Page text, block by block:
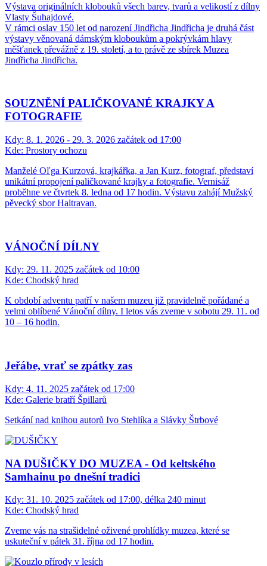
Výstava originálních klobouků všech barev, tvarů a velikostí z dílny
Vlasty Šuhajdové.
V rámci oslav 150 let od narození Jindřicha Jindřicha je druhá část
výstavy věnovaná dámským kloboukům a pokrývkám hlavy
měšťanek převážně z 19. století, a to právě ze sbírek Muzea
Jindřicha Jindřicha.
SOUZNĚNÍ PALIČKOVANÉ KRAJKY A
FOTOGRAFIE
Kdy: 8. 1. 2026 - 29. 3. 2026 začátek od 17:00
Kde: Prostory ochozu
Manželé Oľga Kurzová, krajkářka, a Jan Kurz, fotograf, představí
unikátní propojení paličkované krajky a fotografie. Vernisáž
proběhne ve čtvrtek 8. ledna od 17 hodin. Výstavu zahájí Mužský
pěvecký sbor Haltravan.
VÁNOČNÍ DÍLNY
Kdy: 29. 11. 2025 začátek od 10:00
Kde: Chodský hrad
K období adventu patří v našem muzeu již pravidelně pořádané a
velmi oblíbené Vánoční dílny. I letos vás zveme v sobotu 29. 11. od
10 – 16 hodin.
Jeřábe, vrať se zpátky zas
Kdy: 4. 11. 2025 začátek od 17:00
Kde: Galerie bratří Špillarů
Setkání nad knihou autorů Ivo Stehlíka a Slávky Štrbové
NA DUŠIČKY DO MUZEA - Od keltského
Samhainu po dnešní tradici
Kdy: 31. 10. 2025 začátek od 17:00, délka 240 minut
Kde: Chodský hrad
Zveme vás na strašidelné oživené prohlídky muzea, které se
uskuteční v pátek 31. října od 17 hodin.